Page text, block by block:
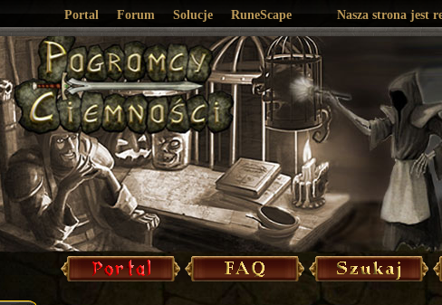
Portal Forum Solucje RuneScape Nasza strona jest